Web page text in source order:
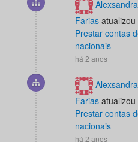
Farias
Prestar contas
nacionais
há 2 anos
Farias
Prestar contas
nacionais
há 2 anos